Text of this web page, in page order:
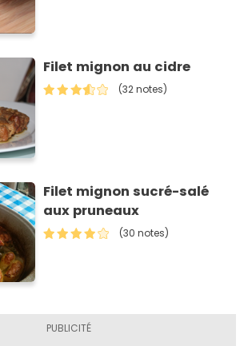
Filet mignon au cidre
(32 notes)
Filet mignon sucré-salé
aux pruneaux
(30 notes)